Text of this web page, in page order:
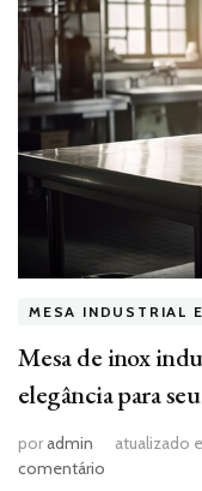
MESA INDUSTRIAL
Mesa de inox
elegância para
poradmin atualizado
comentário